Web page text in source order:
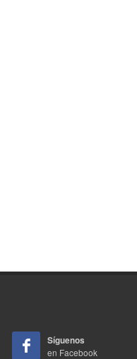
Síguenos
en Facebook